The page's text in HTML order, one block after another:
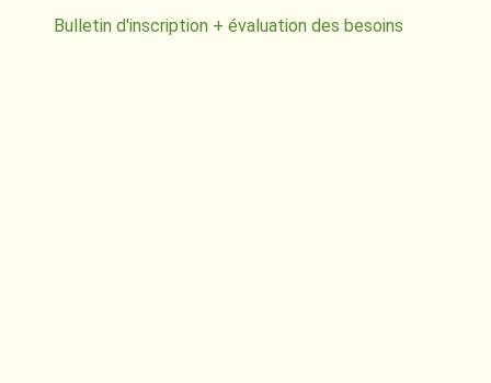
Bulletin d'inscription + évaluation des besoins